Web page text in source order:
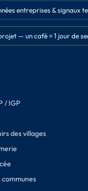
entreprises & signaux
— un café = 1 jour de
/ IGP
des villages